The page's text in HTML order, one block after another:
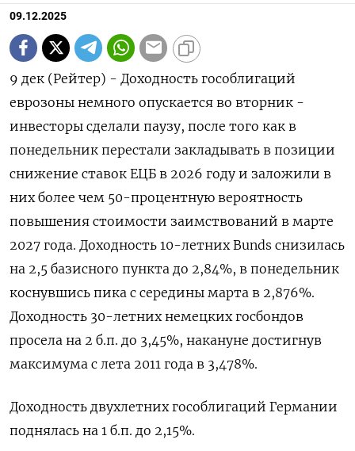
09.12.2025
9 дек (Рейтер) - Доходность гособлигаций
еврозоны немного опускается во вторник -
инвесторы сделали паузу, после того как в
понедельник перестали закладывать в позиции
снижение ставок ЕЦБ в 2026 году и заложили в
них более чем 50-процентную вероятность
повышения стоимости заимствований в марте
2027 года. Доходность 10-летних Bunds снизилась
на 2,5 базисного пункта до 2,84%, в понедельник
коснувшись пика с середины марта в 2,876%.
Доходность 30-летних немецких госбондов
просела на 2 б.п. до 3,45%, накануне достигнув
максимума с лета 2011 года в 3,478%.
Доходность двухлетних гособлигаций Германии
поднялась на 1 б.п. до 2,15%.